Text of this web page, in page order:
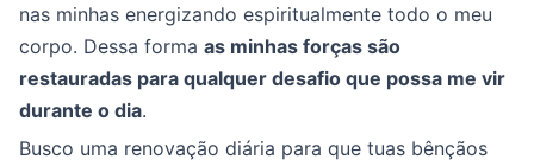
nas minhas energizando espiritualmente todo o meu
corpo. Dessa forma as minhas forças são
restauradas para qualquer desafio que possa me vir
durante o dia.
Busco uma renovação diária para que tuas bênçãos